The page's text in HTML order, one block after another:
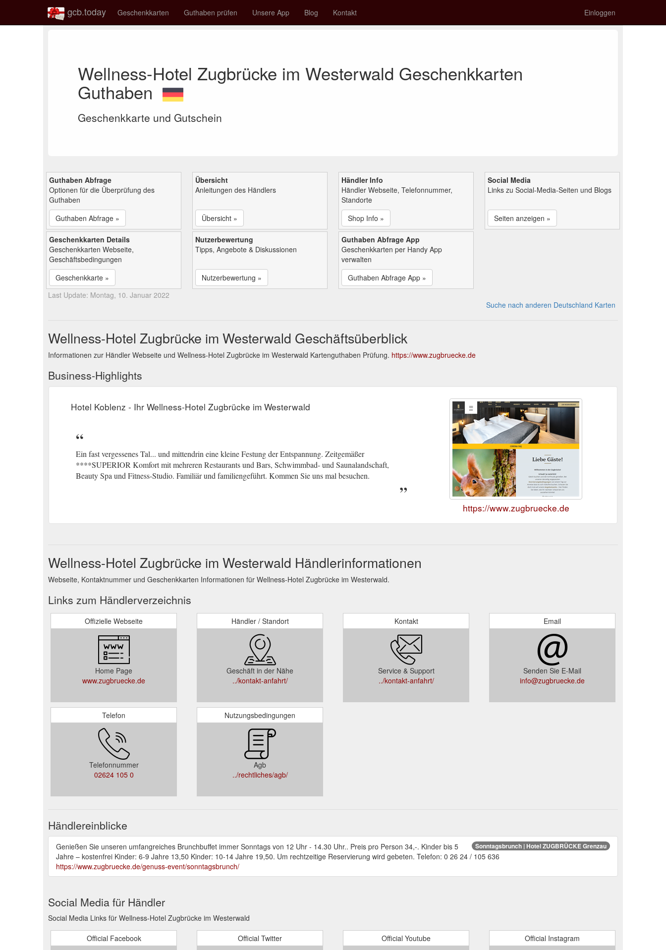
gcb.today Geschenkkarten Guthaben prüfen Unsere App Blog Kontakt Einloggen
Wellness-Hotel Zugbrücke im Westerwald Geschenkkarten
Guthaben
Geschenkkarte und Gutschein
Guthaben Abfrage
Optionen für die Überprüfung des
Guthaben
Guthaben Abfrage »
Übersicht
Anleitungen des Händlers
Übersicht »
Händler Info
Händler Webseite, Telefonnummer,
Standorte
Shop Info »
Social Media
Links zu Social-Media-Seiten und Blogs
Seiten anzeigen »
Geschenkkarten Details
Geschenkkarten Webseite,
Geschäftsbedingungen
Geschenkkarte »
Nutzerbewertung
Tipps, Angebote & Diskussionen
Nutzerbewertung »
Guthaben Abfrage App
Geschenkkarten per Handy App
verwalten
Guthaben Abfrage App »
Last Update: Montag, 10. Januar 2022
Suche nach anderen Deutschland Karten
Wellness-Hotel Zugbrücke im Westerwald Geschäftsüberblick
Informationen zur Händler Webseite und Wellness-Hotel Zugbrücke im Westerwald Kartenguthaben Prüfung. https://www.zugbruecke.de
Business-Highlights
Hotel Koblenz - Ihr Wellness-Hotel Zugbrücke im Westerwald
Ein fast vergessenes Tal... und mittendrin eine kleine Festung der Entspannung. Zeitgemäßer
****SUPERIOR Komfort mit mehreren Restaurants und Bars, Schwimmbad- und Saunalandschaft,
Beauty Spa und Fitness-Studio. Familiär und familiengeführt. Kommen Sie uns mal besuchen.
https://www.zugbruecke.de
Wellness-Hotel Zugbrücke im Westerwald Händlerinformationen
Webseite, Kontaktnummer und Geschenkkarten Informationen für Wellness-Hotel Zugbrücke im Westerwald.
Links zum Händlerverzeichnis
Offizielle Webseite
Home Page
www.zugbruecke.de
Händler / Standort
Geschäft in der Nähe
../kontakt-anfahrt/
Kontakt
Service & Support
../kontakt-anfahrt/
Email
Senden Sie E-Mail
info@zugbruecke.de
Telefon
Telefonnummer
02624 105 0
Nutzungsbedingungen
Agb
../rechtliches/agb/
Händlereinblicke
Sonntagsbrunch | Hotel ZUGBRÜCKE Grenzau
Genießen Sie unseren umfangreiches Brunchbuffet immer Sonntags von 12 Uhr - 14.30 Uhr.. Preis pro Person 34,-. Kinder bis 5
Jahre – kostenfrei Kinder: 6-9 Jahre 13,50 Kinder: 10-14 Jahre 19,50. Um rechtzeitige Reservierung wird gebeten. Telefon: 0 26 24 / 105 636
https://www.zugbruecke.de/genuss-event/sonntagsbrunch/
Social Media für Händler
Social Media Links für Wellness-Hotel Zugbrücke im Westerwald
Official Facebook Official Twitter Official Youtube Official Instagram